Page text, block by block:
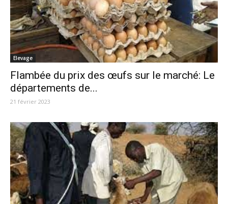
Elevage
Flambée du prix des œufs sur le marché: Le
départements de...
21 février 2023